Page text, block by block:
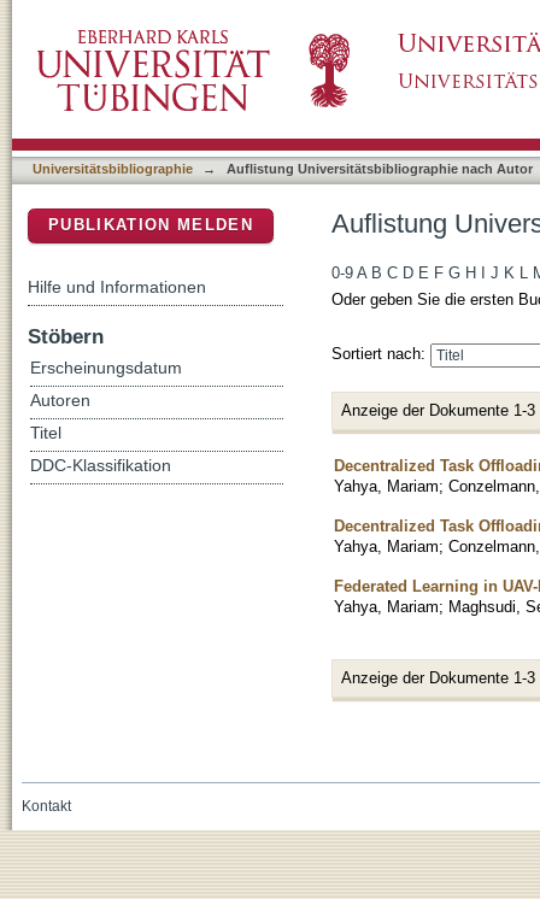
Universitätsbibliographie → Auflistung Universitätsbibliographie nach Autor
Auflistung
0-9 A B C D E F G H J K L
Oder geben Sie die ersten
Sortiert nach:
Anzeige der Dokumente 1-3
Decentralized Task
Yahya, Mariam;
Decentralized Task
Yahya, Mariam;
Federated Learning in
Yahya, Mariam; Maghsudi,
Anzeige der Dokumente 1-3
PUBLIKATION MELDEN
Hilfe und Informationen
Stöbern
Erscheinungsdatum
Autoren
Titel
DDC-Klassifikation
Kontakt